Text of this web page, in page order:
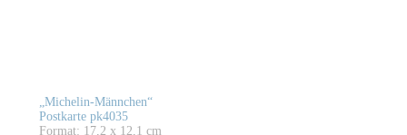
„Michelin-Männchen“
Postkarte pk4035
Format: 17,2 x 12,1 cm